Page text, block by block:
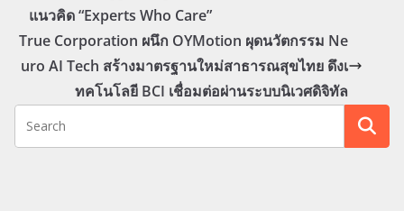
แนวคิด “Experts Who Care”
True Corporation ผนึก OYMotion ผุดนวัตกรรม Ne
uro AI Tech สร้างมาตรฐานใหม่สาธารณสุขไทย ดึงเ
ทคโนโลยี BCI เชื่อมต่อผ่านระบบนิเวศดิจิทัล